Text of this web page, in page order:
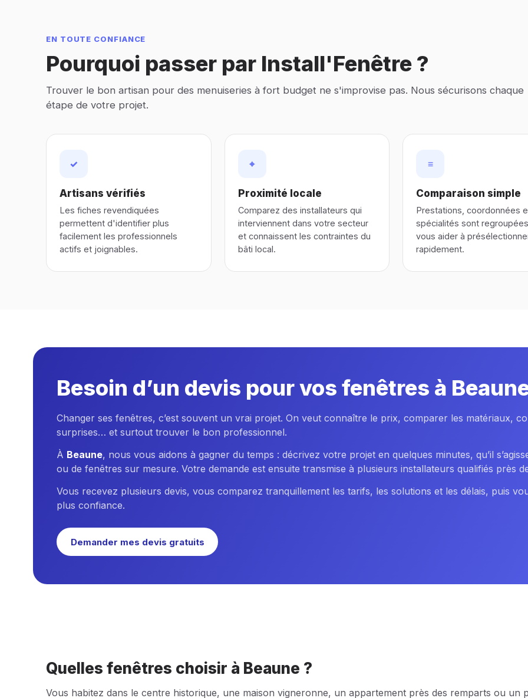
EN TOUTE CONFIANCE
Pourquoi passer par Install'Fenêtre ?
Trouver le bon artisan pour des menuiseries à fort budget ne s'improvise pas. Nous sécurisons chaque
étape de votre projet.
✓
Artisans vérifiés
Les fiches revendiquées
permettent d'identifier plus
facilement les professionnels
actifs et joignables.
⌖
Proximité locale
Comparez des installateurs qui
interviennent dans votre secteur
et connaissent les contraintes du
bâti local.
≡
Comparaison simple
Prestations, coordonnées
spécialités sont
vous aider à
rapidement.
Besoin d’un devis pour vos fenêtres à
Changer ses fenêtres, c’est souvent un vrai projet. On veut connaître le prix, comparer les matériaux,
surprises… et surtout trouver le bon professionnel.
À Beaune, nous vous aidons à gagner du temps : décrivez votre projet en quelques minutes, qu’il
ou de fenêtres sur mesure. Votre demande est ensuite transmise à plusieurs installateurs qualifiés près
Vous recevez plusieurs devis, vous comparez tranquillement les tarifs, les solutions et les délais, puis
plus confiance.
Demander mes devis gratuits
Quelles fenêtres choisir à Beaune ?
Vous habitez dans le centre historique, une maison vigneronne, un appartement près des remparts ou un